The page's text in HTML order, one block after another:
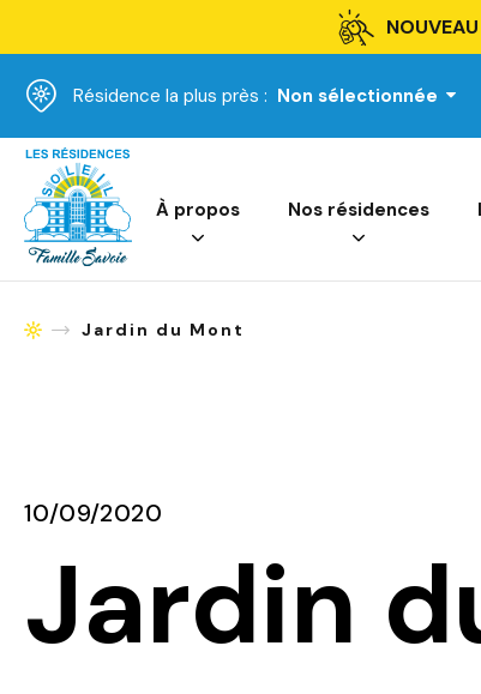
Résidence la plus près : Non sélectionnée
Accueil
À propos Nos résidences
AccueilJardin du Mont
10/09/2020
Jardin